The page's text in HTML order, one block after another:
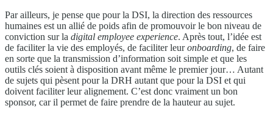
Par ailleurs, je pense que pour la DSI, la direction des ressources
humaines est un allié de poids afin de promouvoir le bon niveau de
conviction sur la digital employee experience. Après tout, l’idée est
de faciliter la vie des employés, de faciliter leuronboarding, de faire
en sorte que la transmission d’information soit simple et que les
outils clés soient à disposition avant même le premier jour… Autant
de sujets qui pèsent pour la DRH autant que pour la DSI et qui
doivent faciliter leur alignement. C’est donc vraiment un bon
sponsor, car il permet de faire prendre de la hauteur au sujet.